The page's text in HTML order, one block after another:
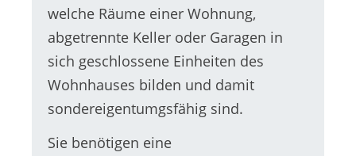
welche Räume einer Wohnung,
abgetrennte Keller oder Garagen in
sich geschlossene Einheiten des
Wohnhauses bilden und damit
sondereigentumgsfähig sind.
Sie benötigen eine